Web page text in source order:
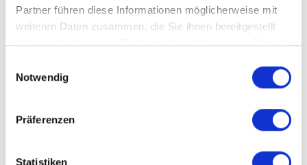
Partner führen diese Informationen möglicherweise mit
weiteren Daten zusammen, die Sie ihnen bereitgestellt
haben oder die sie im Rahmen Ihrer Nutzung der Dienste
Notwendig
Präferenzen
Statistiken